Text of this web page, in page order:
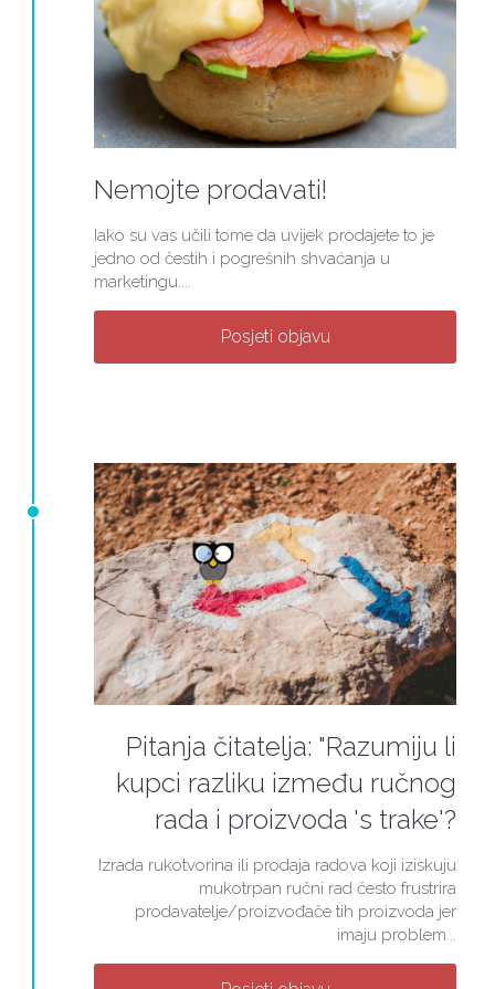
Nemojte prodavati!
Iako su vas učili tome da uvijek prodajete to je
jedno od čestih i pogrešnih shvaćanja u
marketingu....
Posjeti objavu
Pitanja čitatelja: "Razumiju li
kupci razliku između ručnog
rada i proizvoda 's trake'?
Izrada rukotvorina ili prodaja radova koji iziskuju
mukotrpan ručni rad često frustrira
prodavatelje/proizvođače tih proizvoda jer
imaju problem...